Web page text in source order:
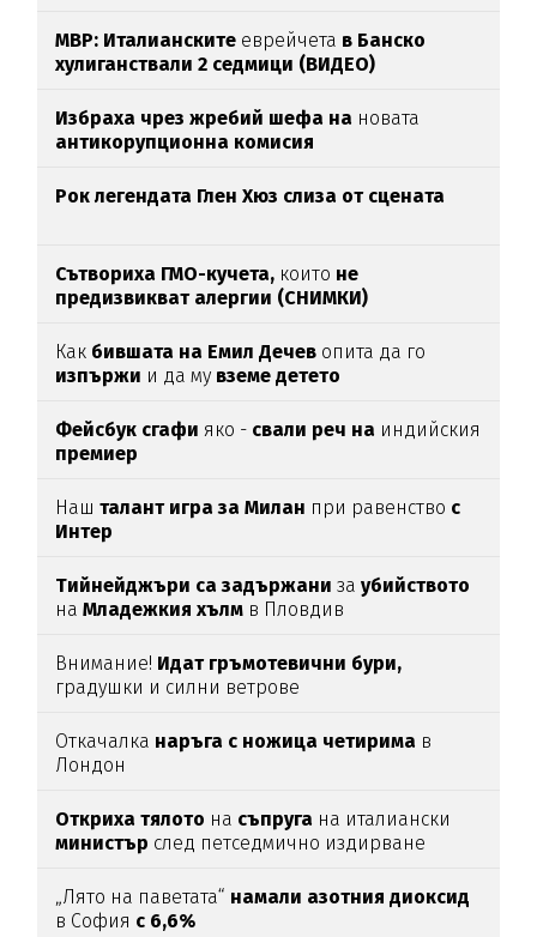
МВР: Италианските еврейчета в Банско
хулиганствали 2 седмици (ВИДЕО)
Избраха чрез жребий шефа на новата
антикорупционна комисия
Рок легендата Глен Хюз слиза от сцената
Сътвориха ГМО-кучета, които не
предизвикват алергии (СНИМКИ)
Как бившата на Емил Дечев опита да го
изпържи и да му вземе детето
Фейсбук сгафи яко - свали реч на индийския
премиер
Нашталант игра за Милан при равенство с
Интер
Тийнейджъри са задържани за убийството
наМладежкия хълм в Пловдив
Внимание! Идат гръмотевични бури,
градушки и силни ветрове
Откачалка наръга с ножица четирима в
Лондон
Откриха тялото на съпруга на италиански
министър след петседмично издирване
„Лято на паветата“ намали азотния диоксид
в София с 6,6%